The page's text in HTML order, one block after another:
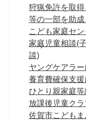
狩猟免許を取
等の一部を助
こども家庭セン
家庭児童相談(
談)
ヤングケアラ
養育費確保支援
ひとり親家庭
放課後児童ク
佐賀市こどもま